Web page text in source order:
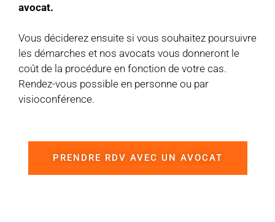
avocat.
Vous déciderez ensuite si vous souhaitez poursuivre
les démarches et nos avocats vous donneront le
coût de la procédure en fonction de votre cas.
Rendez-vous possible en personne ou par
visioconférence.
PRENDRE RDV AVEC UN AVOCAT